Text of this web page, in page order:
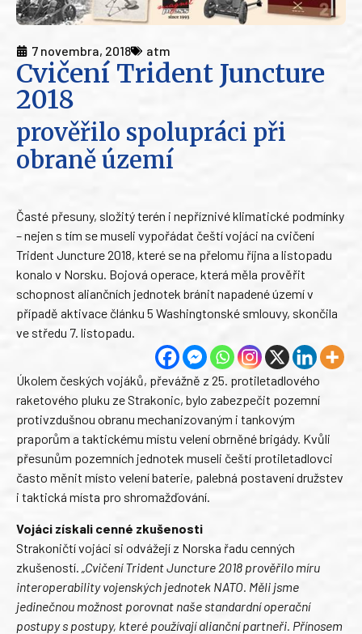
7 novembra, 2018 atm
Cvičení Trident Juncture
2018
prověřilo spolupráci při
obraně území
Časté přesuny, složitý terén i nepříznivé klimatické podmínky
– nejen s tím se museli vypořádat čeští vojáci na cvičení
Trident Juncture 2018, které se na přelomu října a listopadu
konalo v Norsku. Bojová operace, která měla prověřit
schopnost aliančních jednotek bránit napadené území v
případě aktivace článku 5 Washingtonské smlouvy, skončila
ve středu 7. listopadu.
Úkolem českých vojáků, převážně z 25. protiletadlového
raketového pluku ze Strakonic, bylo zabezpečit pozemní
protivzdušnou obranu mechanizovaným i tankovým
praporům a taktickému místu velení obrněné brigády. Kvůli
přesunům pozemních jednotek museli čeští protiletadlovci
často měnit místo velení baterie, palebná postavení družstev
i taktická místa pro shromažďování.
Vojáci získali cenné zkušenosti
Strakoničtí vojáci si odvážejí z Norska řadu cenných
zkušeností.
„Cvičení Trident Juncture 2018 prověřilo míru
interoperability vojenských jednotek NATO. Měli jsme
jedinečnou možnost porovnat naše standardní operační
postupy s postupy, které používají alianční partneři. Přínosem